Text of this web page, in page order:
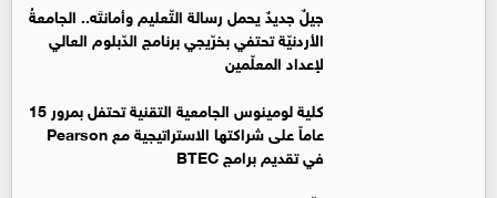
جيلٌ جديدٌ يحمل رسالة التّعليم وأمانتَه.. الجامعةُ
الأردنيّة تحتفي بخرّيجي برنامج الدّبلوم العالي
لإعداد المعلّمين
كلية لومينوس الجامعية التقنية تحتفل بمرور 15
عاماً على شراكتها الاستراتيجية مع Pearson
في تقديم برامج BTEC